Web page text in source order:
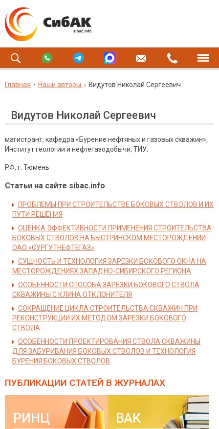
Главная Наши авторы Видутов Николай Сергеевич
Видутов Николай Сергеевич
магистрант, кафедра «Бурение нефтяных и газовых скважин»,
Институт геологии и нефтегазодобычи, ТИУ,
РФ, г. Тюмень
Статьи на сайте sibac.info
ПРОБЛЕМЫ ПРИ СТРОИТЕЛЬСТВЕ БОКОВЫХ СТВОЛОВ И ИХ
ПУТИ РЕШЕНИЯ
ОЦЕНКА ЭФФЕКТИВНОСТИ ПРИМЕНЕНИЯ СТРОИТЕЛЬСТВА
БОКОВЫХ СТВОЛОВ НА БЫСТРИНСКОМ МЕСТОРОЖДЕНИИ
ОАО «СУРГУТНЕФТЕГАЗ»
СУЩНОСТЬ И ТЕХНОЛОГИЯ ЗАРЕЗКИ БОКОВОГО ОКНА НА
МЕСТОРОЖДЕНИЯХ ЗАПАДНО-СИБИРСКОГО РЕГИОНА
ОСОБЕННОСТИ СПОСОБА ЗАРЕЗКИ БОКОВОГО СТВОЛА
СКВАЖИНЫ С КЛИНА ОТКЛОНИТЕЛЯ
СОКРАЩЕНИЕ ЦИКЛА СТРОИТЕЛЬСТВА СКВАЖИН ПРИ
РЕКОНСТРУКЦИИ ИХ МЕТОДОМ ЗАРЕЗКИ БОКОВОГО
СТВОЛА
ОСОБЕННОСТИ ПРОЕКТИРОВАНИЯ СТВОЛА СКВАЖИНЫ
ДЛЯ ЗАБУРИВАНИЯ БОКОВЫХ СТВОЛОВ И ТЕХНОЛОГИЯ
БУРЕНИЯ БОКОВЫХ СТВОЛОВ
ПУБЛИКАЦИИ СТАТЕЙ В ЖУРНАЛАХ
РИНЦ ВАК